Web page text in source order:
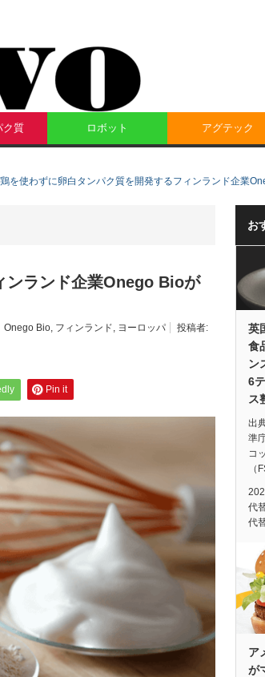
ク質 ロボット アグテック
鶏を使わずに卵白タンパク質を開発するフィンランド企業
ンランド企業Onego Bioが
Onego Bio, フィンランド, ヨーロッパ
投稿者:
Pin it
お
英
食
ン
6
ス
出
準
コ
（
代
代
ア
が